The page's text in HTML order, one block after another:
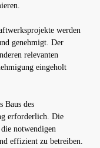
werden
genehmigt. Der
relevanten
eingeholt
Baus des
erforderlich. Die
notwendigen
effizient zu betreiben.